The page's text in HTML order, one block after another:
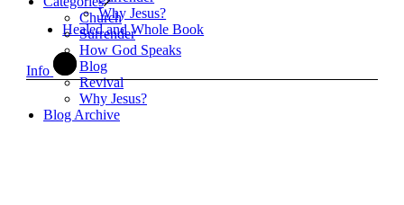
Why Jesus?
Healed and Whole Book
Info
Church
Surrender
How God Speaks
Blog
Revival
Why Jesus?
Blog Archive